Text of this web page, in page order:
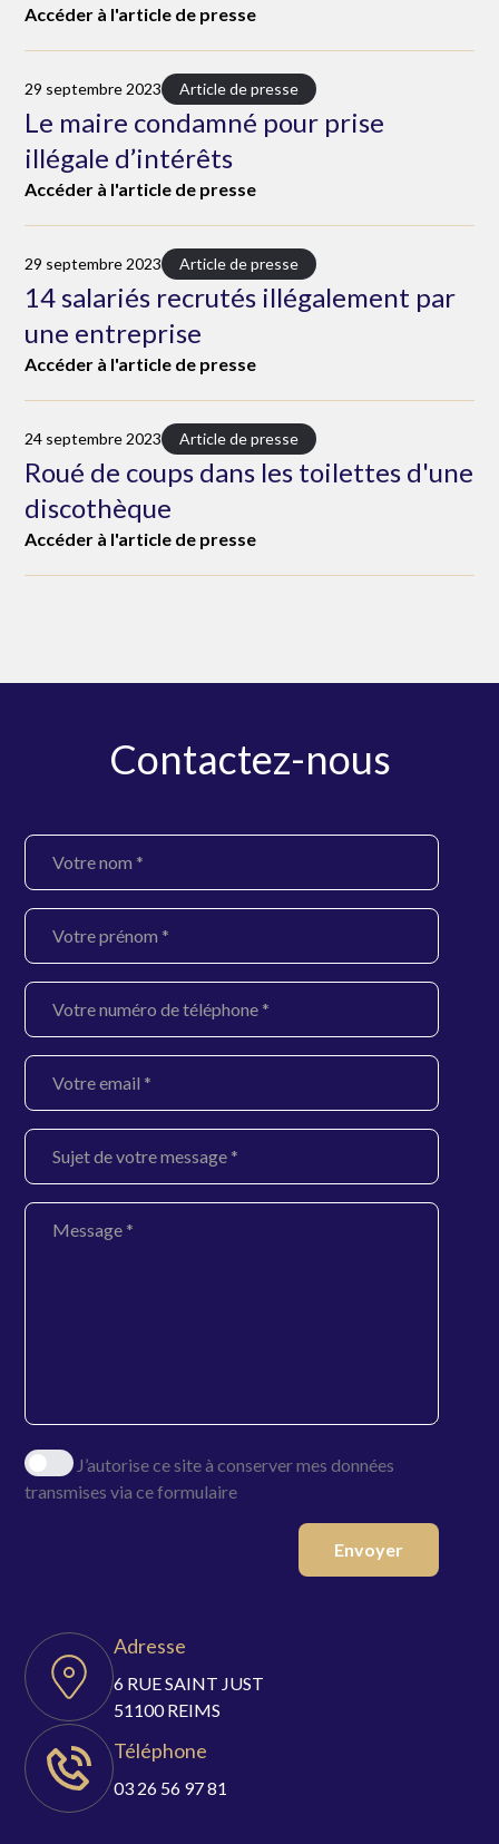
Accéder à l'article de presse
29 septembre 2023 Article de presse
Le maire condamné pour prise
illégale d’intérêts
Accéder à l'article de presse
29 septembre 2023 Article de presse
14 salariés recrutés illégalement par
une entreprise
Accéder à l'article de presse
24 septembre 2023 Article de presse
Roué de coups dans les toilettes d'une
discothèque
Accéder à l'article de presse
Contactez-nous
J’autorise ce site à conserver mes données
transmises via ce formulaire
Envoyer
Adresse
6 RUE SAINT JUST
51100 REIMS
Téléphone
03 26 56 97 81